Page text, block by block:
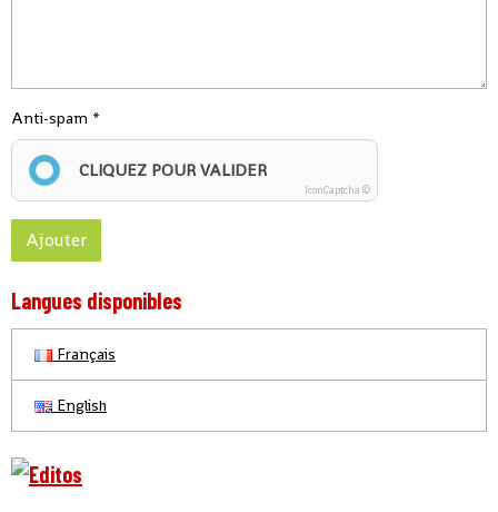
Anti-spam
CLIQUEZ POUR VALIDER
IconCaptcha ©
Ajouter
Langues disponibles
Français
English